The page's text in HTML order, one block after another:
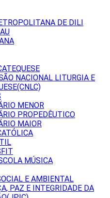
DE DILI
NACIONAL LITURGIA E
MENOR
PROPEDÊUTICO
MAIOR
MÚSICA
E AMBIENTAL
PAZ E INTEGRIDADE DA